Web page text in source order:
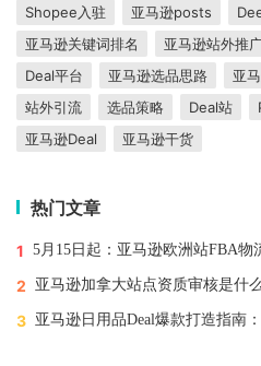
Shopee入驻
亚马逊posts
亚马逊关键词排名
亚马逊站外推
Deal平台
亚马逊选品思路 亚
站外引流
选品策略 Deal站
亚马逊Deal
亚马逊干货
热门文章
1 5月15日起：亚马逊欧洲站FBA
2 亚马逊加拿大站点资质审核是什
3 亚马逊日用品Deal爆款打造指南